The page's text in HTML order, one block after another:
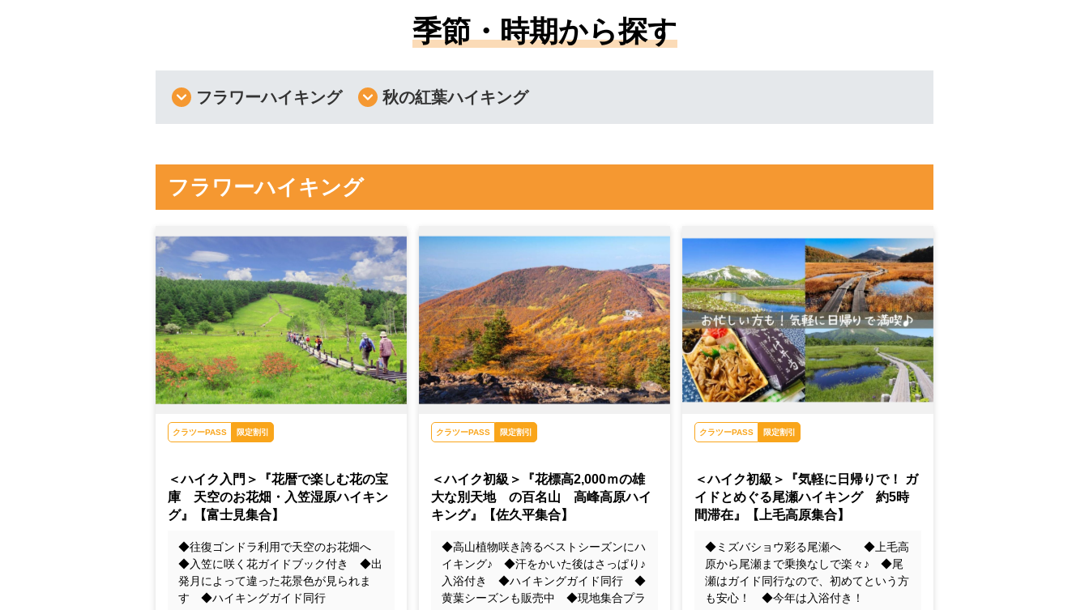
季節・時期から探す
フラワーハイキング 秋の紅葉ハイキング
フラワーハイキング
入笠湿原（画像提供：諏訪観光ナビ）
クラツーPASS 限定割引
＜ハイク入門＞『花暦で楽しむ花の宝
グ』【富士見集合】
◆往復ゴンドラ利用で天空のお花畑へ
◆入笠に咲く花ガイドブック付き ◆出
高峰高原の紅葉（イメージ/見頃：例年１０月中
旬～１１月上旬）
クラツーPASS 限定割引
＜ハイク初級＞『花標高2,000ｍの雄
キング』【佐久平集合】
◆高山植物咲き誇るベストシーズンにハ
イキング♪ ◆汗をかいた後はさっぱり♪
夏の尾瀬・秋の尾瀬・まいたけ弁当・尾瀬の木道
クラツーPASS 限定割引
＜ハイク初級＞『気軽に日帰りで！ ガ
間滞在』【上毛高原集合】
◆ミズバショウ彩る尾瀬へ ◆上毛高
原から尾瀬まで乗換なしで楽々♪ ◆尾